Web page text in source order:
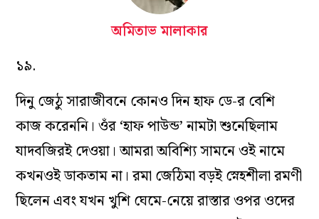
অমিতাভ মালাকার
১৯.
দিনু জেঠু সারাজীবনে কোনও দিন হাফ ডে-র বেশি
কাজ করেননি। ওঁর ‘হাফ পাউন্ড’ নামটা শুনেছিলাম
যাদবজিরই দেওয়া। আমরা অবিশ্যি সামনে ওই নামে
কখনওই ডাকতাম না। রমা জেঠিমা বড়ই স্নেহশীলা রমণী
ছিলেন এবং যখন খুশি ঘেমে-নেয়ে রাস্তার ওপর ওদের